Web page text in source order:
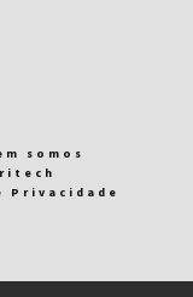
somos
Privacidade